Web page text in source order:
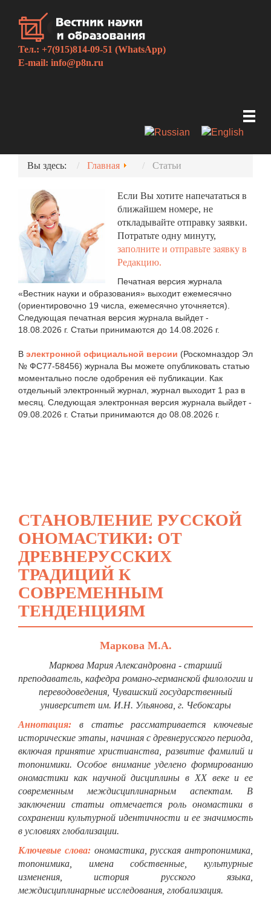
Тел.: +7(915)814-09-51 (WhatsApp)
E-mail: info@p8n.ru
Вы здесь: Главная Статьи
Если Вы хотите напечататься в
ближайшем номере, не
откладывайте отправку заявки.
Потратьте одну минуту,
заполните и отправьте заявку в
Редакцию.
Печатная версия журнала
«Вестник науки и образования» выходит ежемесячно
(ориентировочно 19 числа, ежемесячно уточняется).
Следующая печатная версия журнала выйдет -
18.08.2026 г. Статьи принимаются до 14.08.2026 г.
В электронной официальной версии (Роскомназдор Эл
№ ФС77-58456) журнала Вы можете опубликовать статью
моментально после одобрения её публикации. Как
отдельный электронный журнал, журнал выходит 1 раз в
месяц. Следующая электронная версия журнала выйдет -
09.08.2026 г. Статьи принимаются до 08.08.2026 г.
СТАНОВЛЕНИЕ РУССКОЙ
ОНОМАСТИКИ: ОТ
ДРЕВНЕРУССКИХ
ТРАДИЦИЙ К
СОВРЕМЕННЫМ
ТЕНДЕНЦИЯМ
Маркова М.А.
Маркова Мария Александровна - старший
преподаватель, кафедра романо-германской филологии и
переводоведения, Чувашский государственный
университет им. И.Н. Ульянова, г. Чебоксары
Аннотация: в статье рассматривается ключевые
исторические этапы, начиная с древнерусского периода,
включая принятие христианства, развитие фамилий и
топонимики. Особое внимание уделено формированию
ономастики как научной дисциплины в XX веке и ее
современным междисциплинарным аспектам. В
заключении статьи отмечается роль ономастики в
сохранении культурной идентичности и ее значимость
в условиях глобализации.
Ключевые слова:ономастика, русская антропонимика,
топонимика, имена собственные, культурные
изменения, история русского языка,
междисциплинарные исследования, глобализация.